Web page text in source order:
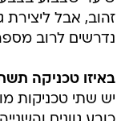
זהוב, אבל ליצירת
נדרשים לרוב
באיזו טכניקה
יש שתי טכניקות